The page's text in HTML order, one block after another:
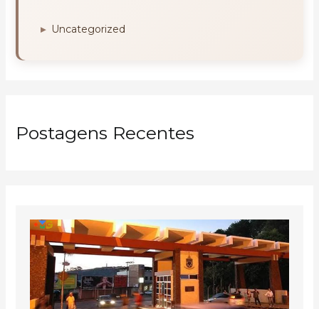
Uncategorized
Postagens Recentes